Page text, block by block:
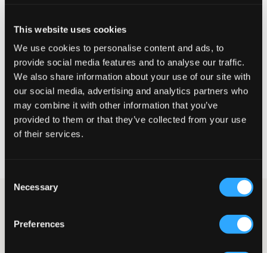
This website uses cookies
We use cookies to personalise content and ads, to
provide social media features and to analyse our traffic.
We also share information about your use of our site with
our social media, advertising and analytics partners who
may combine it with other information that you’ve
provided to them or that they’ve collected from your use
of their services.
Selection
Necessary
Preferences
Klein Perfekt
GRÖSSENBERATER
WÄHLEN SIE EINE GRÖSSE
Schnelle lieferung
Dunkelblaue Piqué von Peak Performance. Das klassische Logo
Passform ist normal und vorne befinden sich Kragen und
Knöpfe. Dies ist ein Kleidungsstück, das sowohl schick als auch